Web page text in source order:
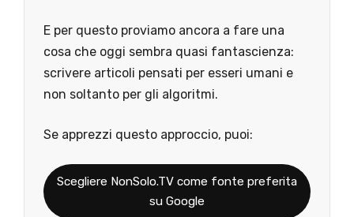
E per questo proviamo ancora a fare una
cosa che oggi sembra quasi fantascienza:
scrivere articoli pensati per esseri umani e
non soltanto per gli algoritmi.
Se apprezzi questo approccio, puoi:
Scegliere NonSolo.TV come fonte preferita
su Google